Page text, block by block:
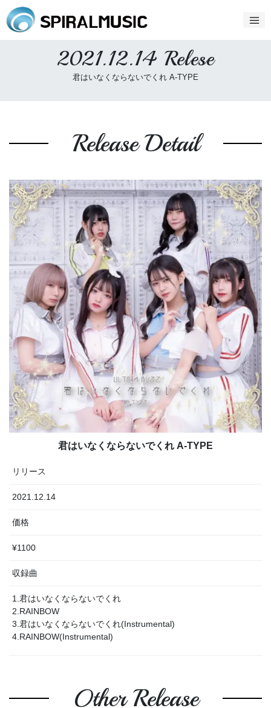
2021.12.14 Relese
君はいなくならないでくれ A-TYPE
Release Detail
君はいなくならないでくれ A-TYPE
リリース
2021.12.14
価格
¥1100
収録曲
1.君はいなくならないでくれ
2.RAINBOW
3.君はいなくならないでくれ(Instrumental)
4.RAINBOW(Instrumental)
Other Release